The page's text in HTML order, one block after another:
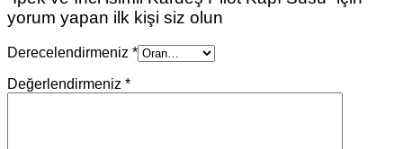
yorum yapan ilk kişi siz olun
Derecelendirmeniz *
Değerlendirmeniz *